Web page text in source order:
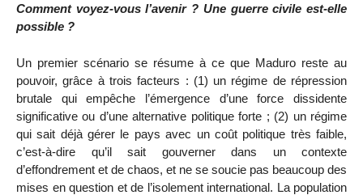
Comment voyez-vous l’avenir ? Une guerre civile est-elle
possible ?
Un premier scénario se résume à ce que Maduro reste au
pouvoir, grâce à trois facteurs : (1) un régime de répression
brutale qui empêche l’émergence d’une force dissidente
significative ou d’une alternative politique forte ; (2) un régime
qui sait déjà gérer le pays avec un coût politique très faible,
c’est-à-dire qu’il sait gouverner dans un contexte
d’effondrement et de chaos, et ne se soucie pas beaucoup des
mises en question et de l’isolement international. La population